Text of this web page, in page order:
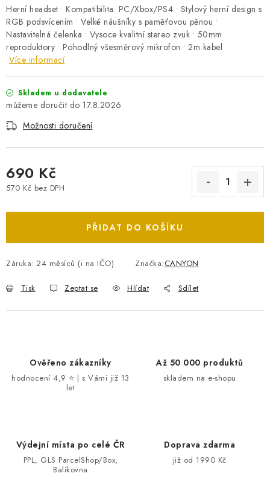
Herní headset • Kompatibilita: PC/Xbox/PS4 • Stylový herní design s
RGB podsvícením • Velké náušníky s paměťovou pěnou •
Nastavitelná čelenka • Vysoce kvalitní stereo zvuk • 50mm
reproduktory • Pohodlný všesměrový mikrofon • 2m kabel
Více informací
Skladem u dodavatele
17.8.2026
Možnosti doručení
690 Kč
570 Kč bez DPH
PŘIDAT DO KOŠÍKU
Záruka: 24 měsíců (i na IČO) Značka:CANYON
Tisk Zeptat se Hlídat Sdílet
Ověřeno zákazníky
hodnocení 4,9 ⭐ | s Vámi již 13
let
Až 50 000 produktů
skladem na e-shopu
Výdejní místa po celé ČR
PPL, GLS ParcelShop/Box,
Balíkovna
Doprava zdarma
již od 1990 Kč